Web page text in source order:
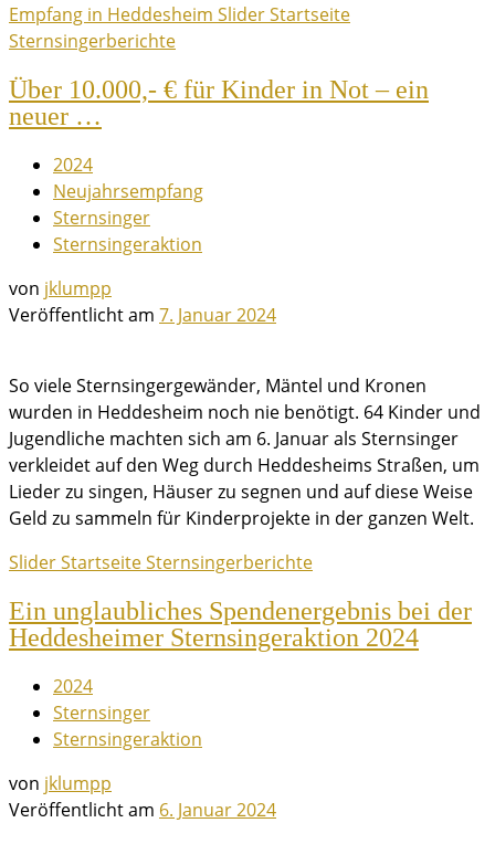
Empfang in Heddesheim SliderStartseite
Sternsingerberichte
Über 10.000,- € für Kinder in Not – ein
neuer …
2024
Neujahrsempfang
Sternsinger
Sternsingeraktion
von jklumpp
Veröffentlicht am 7. Januar 2024
So viele Sternsingergewänder, Mäntel und Kronen
wurden in Heddesheim noch nie benötigt. 64 Kinder und
Jugendliche machten sich am 6. Januar als Sternsinger
verkleidet auf den Weg durch Heddesheims Straßen, um
Lieder zu singen, Häuser zu segnen und auf diese Weise
Geld zu sammeln für Kinderprojekte in der ganzen Welt.
SliderStartseiteSternsingerberichte
Ein unglaubliches Spendenergebnis bei der
Heddesheimer Sternsingeraktion 2024
2024
Sternsinger
Sternsingeraktion
von jklumpp
Veröffentlicht am 6. Januar 2024